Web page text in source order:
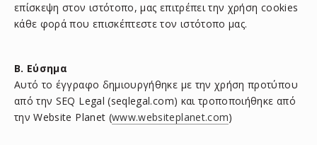
επίσκεψη στον ιστότοπο, μας επιτρέπει την χρήση cookies
κάθε φορά που επισκέπτεστε τον ιστότοπο μας.
B. Εύσημα
Αυτό το έγγραφο δημιουργήθηκε με την χρήση προτύπου
από την SEQ Legal (seqlegal.com) και τροποποιήθηκε από
την Website Planet (www.websiteplanet.com)